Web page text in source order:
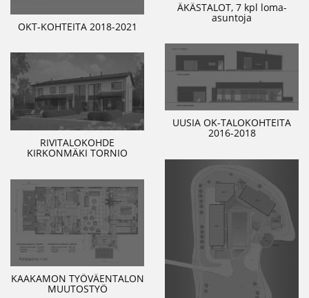
ÄKÄSTALOT, 7 kpl loma-
asuntoja
OKT-KOHTEITA 2018-2021
UUSIA OK-TALOKOHTEITA
2016-2018
RIVITALOKOHDE
KIRKONMÄKI TORNIO
KAAKAMON TYÖVÄENTALON
MUUTOSTYÖ